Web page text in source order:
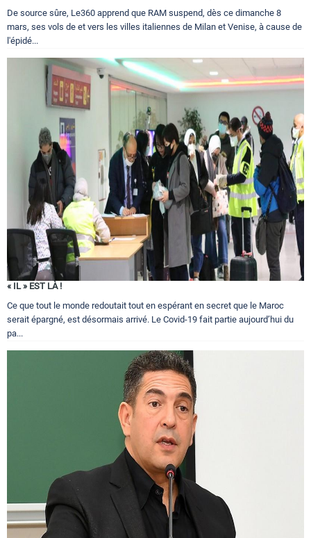
De source sûre, Le360 apprend que RAM suspend, dès ce dimanche 8
mars, ses vols de et vers les villes italiennes de Milan et Venise, à cause de
l'épidé...
« IL » EST LÀ !
Ce que tout le monde redoutait tout en espérant en secret que le Maroc
serait épargné, est désormais arrivé. Le Covid-19 fait partie aujourd’hui du
pa...